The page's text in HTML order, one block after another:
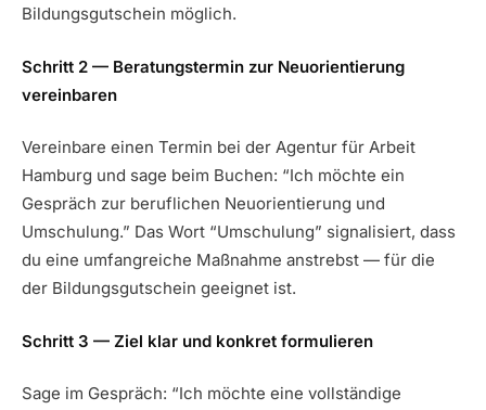
Bildungsgutschein möglich.
Schritt 2 — Beratungstermin zur Neuorientierung
vereinbaren
Vereinbare einen Termin bei der Agentur für Arbeit
Hamburg und sage beim Buchen: “Ich möchte ein
Gespräch zur beruflichen Neuorientierung und
Umschulung.” Das Wort “Umschulung” signalisiert, dass
du eine umfangreiche Maßnahme anstrebst — für die
der Bildungsgutschein geeignet ist.
Schritt 3 — Ziel klar und konkret formulieren
Sage im Gespräch: “Ich möchte eine vollständige